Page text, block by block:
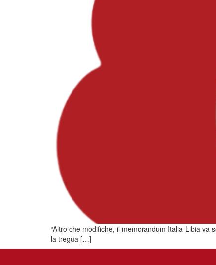
“Altro che modifiche, il memorandum Italia-Libia
la tregua […]